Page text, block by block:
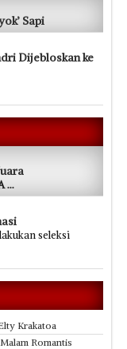
Sapi
Dijebloskan ke
...
seleksi
Krakatoa
Romantis